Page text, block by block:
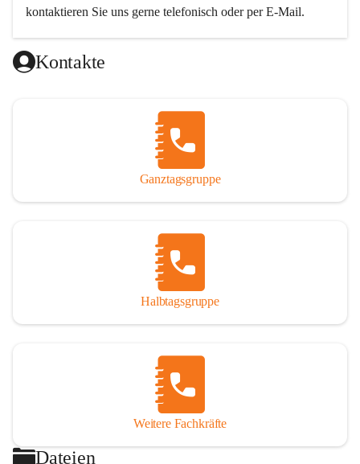
kontaktieren Sie uns gerne telefonisch oder per E-Mail.
Wir freuen uns auf Sie!
Das Krippenteam
Kontakte
Ganztagsgruppe
Halbtagsgruppe
Weitere Fachkräfte
Dateien